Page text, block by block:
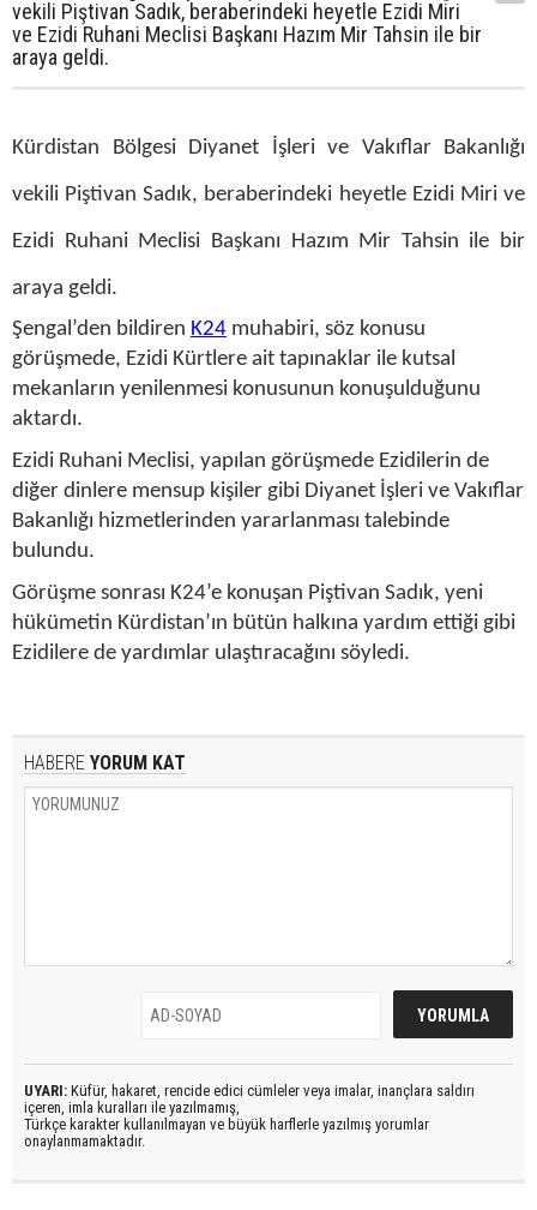
vekili Piştivan Sadık, beraberindeki heyetle Ezidi Miri
ve Ezidi Ruhani Meclisi Başkanı Hazım Mir Tahsin ile bir
araya geldi.
Kürdistan Bölgesi Diyanet İşleri ve Vakıflar Bakanlığı
vekili Piştivan Sadık, beraberindeki heyetle Ezidi Miri ve
Ezidi Ruhani Meclisi Başkanı Hazım Mir Tahsin ile bir
araya geldi.
Şengal’den bildiren K24 muhabiri, söz konusu
görüşmede, Ezidi Kürtlere ait tapınaklar ile kutsal
mekanların yenilenmesi konusunun konuşulduğunu
aktardı.
Ezidi Ruhani Meclisi, yapılan görüşmede Ezidilerin de
diğer dinlere mensup kişiler gibi Diyanet İşleri ve Vakıflar
Bakanlığı hizmetlerinden yararlanması talebinde
bulundu.
Görüşme sonrası K24’e konuşan Piştivan Sadık, yeni
hükümetin Kürdistan’ın bütün halkına yardım ettiği gibi
Ezidilere de yardımlar ulaştıracağını söyledi.
HABERE YORUM KAT
UYARI: Küfür, hakaret, rencide edici cümleler veya imalar, inançlara saldırı
içeren, imla kuralları ile yazılmamış,
Türkçe karakter kullanılmayan ve büyük harflerle yazılmış yorumlar
onaylanmamaktadır.